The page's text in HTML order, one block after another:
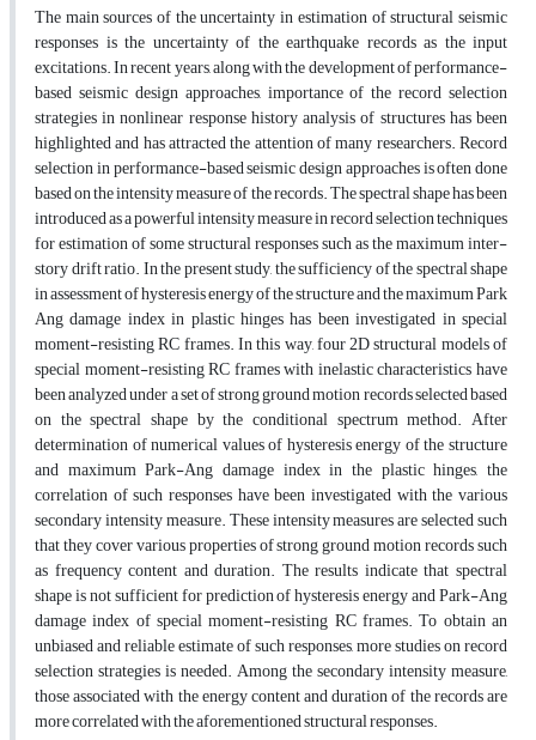
The main sources of the uncertainty in estimation of structural seismic
responses is the uncertainty of the earthquake records as the input
excitations. In recent years, along with the development of performance-
based seismic design approaches, importance of the record selection
strategies in nonlinear response history analysis of structures has been
highlighted and has attracted the attention of many researchers. Record
selection in performance-based seismic design approaches is often done
based on the intensity measure of the records. The spectral shape has been
introduced as a powerful intensity measure in record selection techniques
for estimation of some structural responses such as the maximum inter-
story drift ratio. In the present study, the sufficiency of the spectral shape
in assessment of hysteresis energy of the structure and the maximum Park
Ang damage index in plastic hinges has been investigated in special
moment-resisting RC frames. In this way, four 2D structural models of
special moment-resisting RC frames with inelastic characteristics have
been analyzed under a set of strong ground motion records selected based
on the spectral shape by the conditional spectrum method. After
determination of numerical values of hysteresis energy of the structure
and maximum Park-Ang damage index in the plastic hinges, the
correlation of such responses have been investigated with the various
secondary intensity measure. These intensity measures are selected such
that they cover various properties of strong ground motion records such
as frequency content and duration. The results indicate that spectral
shape is not sufficient for prediction of hysteresis energy and Park-Ang
damage index of special moment-resisting RC frames. To obtain an
unbiased and reliable estimate of such responses, more studies on record
selection strategies is needed. Among the secondary intensity measure,
those associated with the energy content and duration of the records are
more correlated with the aforementioned structural responses.